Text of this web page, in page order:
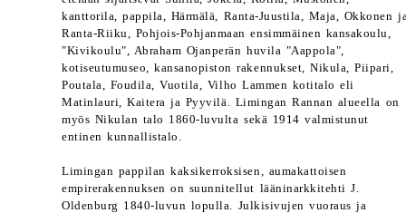
kanttorila, pappila, Härmälä, Ranta-Juustila, Maja, Okkonen
Ranta-Riiku, Pohjois-Pohjanmaan ensimmäinen kansakoulu,
"Kivikoulu", Abraham Ojanperän huvila "Aappola",
kotiseutumuseo, kansanopiston rakennukset, Nikula, Piipari,
Poutala, Foudila, Vuotila, Vilho Lammen kotitalo eli
Matinlauri, Kaitera ja Pyyvilä. Limingan Rannan alueella on
myös Nikulan talo 1860-luvulta sekä 1914 valmistunut
entinen kunnallistalo.
Limingan pappilan kaksikerroksisen, aumakattoisen
empirerakennuksen on suunnitellut lääninarkkitehti J.
Oldenburg 1840-luvun lopulla. Julkisivujen vuoraus ja